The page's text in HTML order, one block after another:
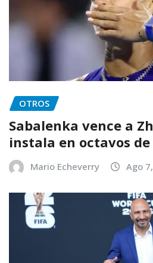
OTROS
Sabalenka vence a
instala en octavos
Mario Echeverry Ago